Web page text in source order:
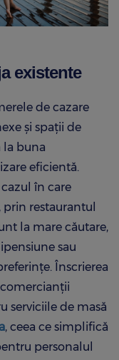
existente
de cazare
și spații de
la buna
eficientă.
în care
prin restaurantul
la mare căutare,
sau
Înscrierea
serviciile de masă
, ceea ce simplifică
personalul